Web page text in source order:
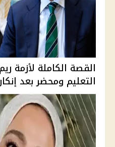
التعليم ومحضر بعد